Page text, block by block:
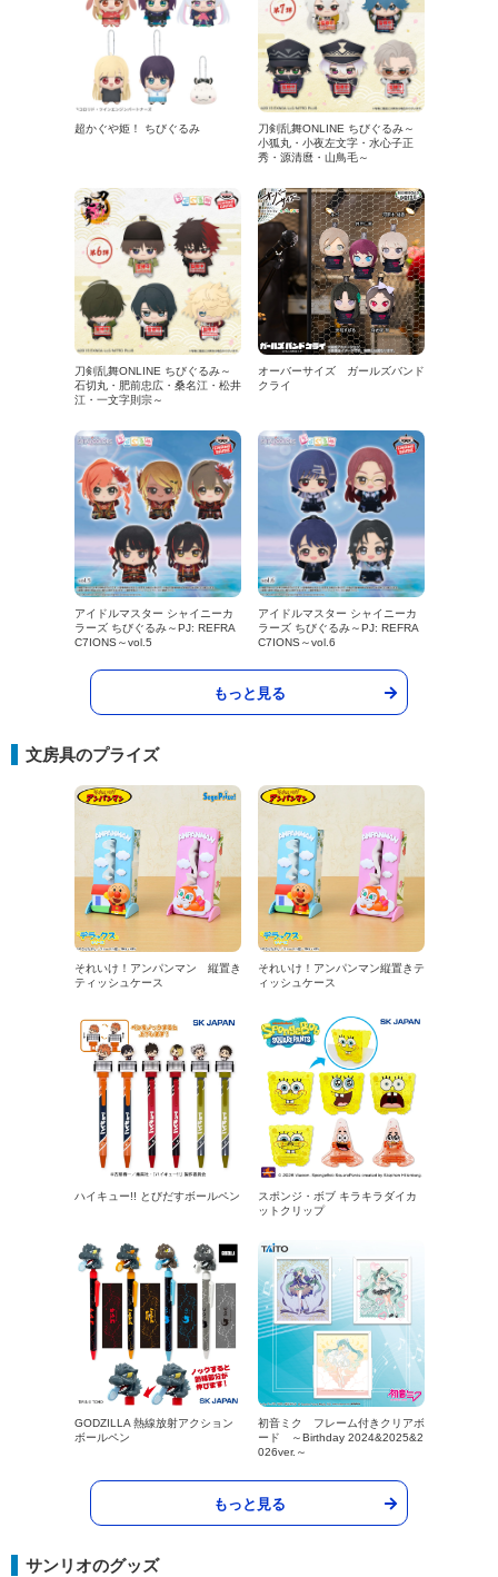
超かぐや姫！ ちびぐるみ
刀剣乱舞ONLINE ちびぐるみ～
小狐丸・小夜左文字・水心子正
秀・源清麿・山鳥毛～
刀剣乱舞ONLINE ちびぐるみ～
石切丸・肥前忠広・桑名江・松井
江・一文字則宗～
オーバーサイズ ガールズバンド
クライ
アイドルマスター シャイニーカ
ラーズ ちびぐるみ～PJ: REFRA
C7IONS～vol.5
アイドルマスター シャイニーカ
ラーズ ちびぐるみ～PJ: REFRA
C7IONS～vol.6
もっと見る
文房具のプライズ
それいけ！アンパンマン 縦置き
ティッシュケース
それいけ！アンパンマン縦置きテ
ィッシュケース
ハイキュー!! とびだすボールペン
スポンジ・ボブ キラキラダイカ
ットクリップ
GODZILLA 熱線放射アクション
ボールペン
初音ミク フレーム付きクリアボ
ード ～Birthday 2024&2025&2
026ver.～
もっと見る
サンリオのグッズ